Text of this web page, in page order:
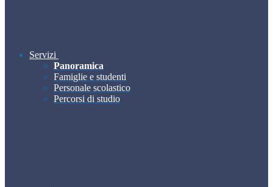
Servizi
Panoramica
Famiglie e studenti
Personale scolastico
Percorsi di studio